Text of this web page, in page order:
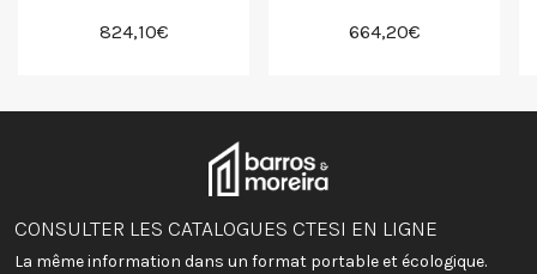
824,10€ 664,20€
CONSULTER LES CATALOGUES CTESI EN LIGNE
La même information dans un format portable et écologique.